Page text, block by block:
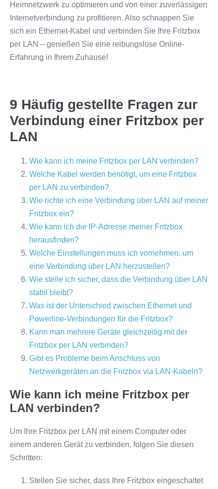
Heimnetzwerk zu optimieren und von einer zuverlässigen
Internetverbindung zu profitieren. Also schnappen Sie
sich ein Ethernet-Kabel und verbinden Sie Ihre Fritzbox
per LAN – genießen Sie eine reibungslose Online-
Erfahrung in Ihrem Zuhause!
9 Häufig gestellte Fragen zur
Verbindung einer Fritzbox per
LAN
Wie kann ich meine Fritzbox per LAN verbinden?
Welche Kabel werden benötigt, um eine Fritzbox
per LAN zu verbinden?
Wie richte ich eine Verbindung über LAN auf meiner
Fritzbox ein?
Wie kann ich die IP-Adresse meiner Fritzbox
herausfinden?
Welche Einstellungen muss ich vornehmen, um
eine Verbindung über LAN herzustellen?
Wie stelle ich sicher, dass die Verbindung über LAN
stabil bleibt?
Was ist der Unterschied zwischen Ethernet und
Powerline-Verbindungen für die Fritzbox?
Kann man mehrere Geräte gleichzeitig mit der
Fritzbox per LAN verbinden?
Gibt es Probleme beim Anschluss von
Netzwerkgeräten an die Fritzbox via LAN-Kabeln?
Wie kann ich meine Fritzbox per
LAN verbinden?
Um Ihre Fritzbox per LAN mit einem Computer oder
einem anderen Gerät zu verbinden, folgen Sie diesen
Schritten:
Stellen Sie sicher, dass Ihre Fritzbox eingeschaltet